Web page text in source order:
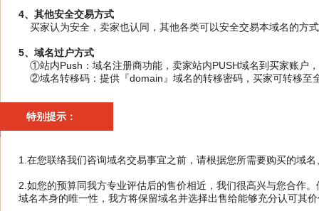
4、其他安全交易方式
买家认为安全，卖家也认同，其他各类可以安全交易本域名的方
5、域名过户方式
①站内Push：域名注册商功能，卖家站内PUSH域名到买家账户
②域名转移码：提供『domain』域名的转移密码，买家可转移至
特别提示：
1.在您联络我们咨询域名交易事宜之前，请根据您所需要购买的域
2.如您的预算同我方专业评估后的售价相近，我们很高兴与您合作
域名本身的唯一性，我方将保留域名并选择出售给能够充分认可其